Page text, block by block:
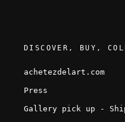
DISCOVER, BUY,
achetezdelart.com
Press
Gallery pick up -